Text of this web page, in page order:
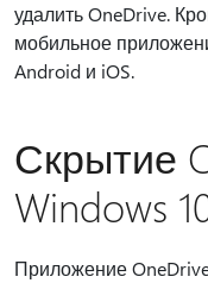
удалить OneDrive.
мобильное
Android и iOS.
Скрытие
Windows
Приложение